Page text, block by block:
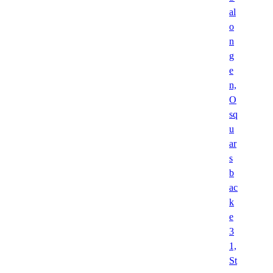
al
o
n
g
e
n,
O
sq
u
ar
s
b
ac
k
e
3
1,
St